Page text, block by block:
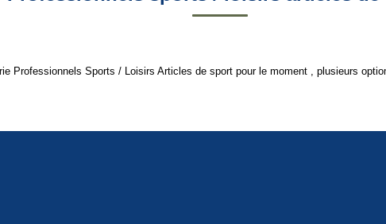
Professionnels Sports / Loisirs Articles de sport pour le moment , plusieurs